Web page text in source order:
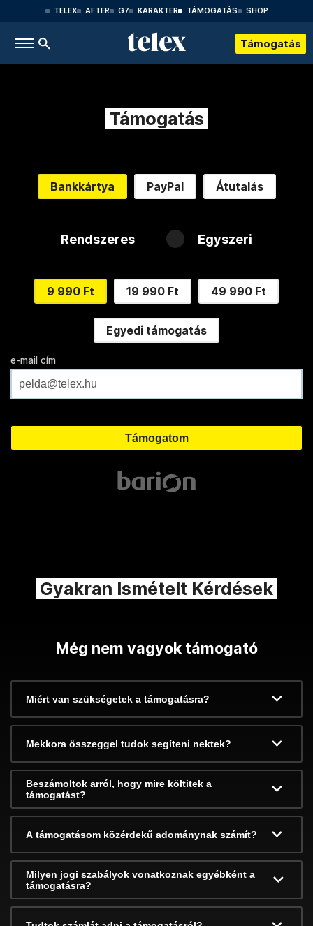
TELEX AFTER G7 KARAKTER TÁMOGATÁS SHOP
Támogatás
Támogatás
Bankkártya PayPal Átutalás
Rendszeres Egyszeri
9 990 Ft 19 990 Ft 49 990 Ft
Egyedi támogatás
e-mail cím
Gyakran Ismételt Kérdések
Még nem vagyok támogató
Miért van szükségetek a támogatásra?
Mekkora összeggel tudok segíteni nektek?
Beszámoltok arról, hogy mire költitek a
támogatást?
A támogatásom közérdekű adománynak számít?
Milyen jogi szabályok vonatkoznak egyébként a
támogatásra?